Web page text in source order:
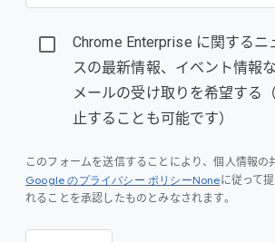
Chrome Enterprise に関するニ
スの最新情報、イベント情報
メールの受け取りを希望する
止することも可能です）
このフォームを送信することにより、個人情報の
Google のプライバシー ポリシーNoneに従って
れることを承認したものとみなされます。